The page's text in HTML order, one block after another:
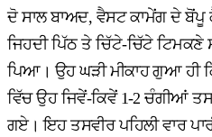
ਦੋ ਸਾਲ ਬਾਅਦ, ਵੈਸਟ ਕਾਮੇਂਗ ਦੇ ਬੋਂਪੂ
ਜਿਹਦੀ ਪਿੱਠ ਤੇ ਚਿੱਟੇ-ਚਿੱਟੇ
ਪਿਆ। ਉਹ ਘੜੀ ਮੀਕਾਹ ਗੁਆ ਹੀ
ਵਿੱਚ ਉਹ ਜਿਵੇਂ-ਕਿਵੇਂ 1-2 ਚੰਗੀਆਂ
ਗਏ। ਇਹ ਤਸਵੀਰ ਪਹਿਲੀ ਵਾਰ